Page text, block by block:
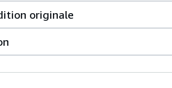
originale